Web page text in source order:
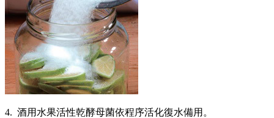
4. 酒用水果活性乾酵母菌依程序活化復水備用。